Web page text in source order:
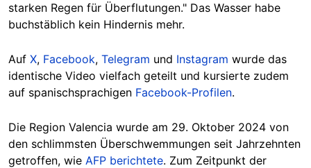
starken Regen für Überflutungen." Das Wasser habe
buchstäblich kein Hindernis mehr.
Auf X, Facebook, Telegram und Instagram wurde das
identische Video vielfach geteilt und kursierte zudem
auf spanischsprachigen Facebook-Profilen.
Die Region Valencia wurde am 29. Oktober 2024 von
den schlimmsten Überschwemmungen seit Jahrzehnten
getroffen, wie AFP berichtete. Zum Zeitpunkt der